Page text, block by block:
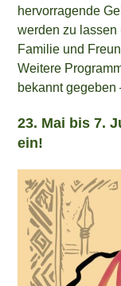
hervorragende
werden zu lassen
Familie und
Weitere
bekannt
23. Mai bis 7.
ein!